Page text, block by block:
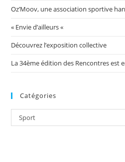
Oz’Moov, une association sportive
« Envie d’ailleurs «
Découvrez l’exposition collective
La 34ème édition des Rencontres est
Catégories
Catégories
Sport